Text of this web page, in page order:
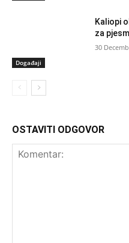
Događaji
Kaliopi
za
30
OSTAVITI ODGOVOR